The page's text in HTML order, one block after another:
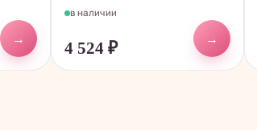
→
в наличии
4 524 ₽
→